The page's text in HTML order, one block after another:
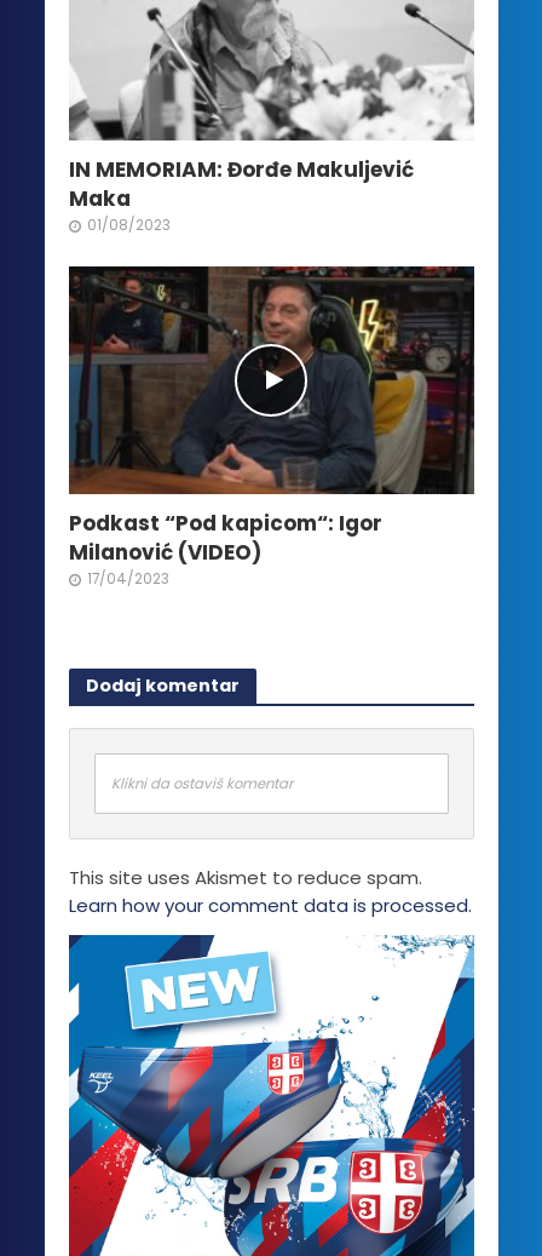
IN MEMORIAM: Đorđe Makuljević
Maka
01/08/2023
Podkast “Pod kapicom“: Igor
Milanović (VIDEO)
17/04/2023
Dodaj komentar
Klikni da ostaviš komentar
This site uses Akismet to reduce spam.
Learn how your comment data is processed.